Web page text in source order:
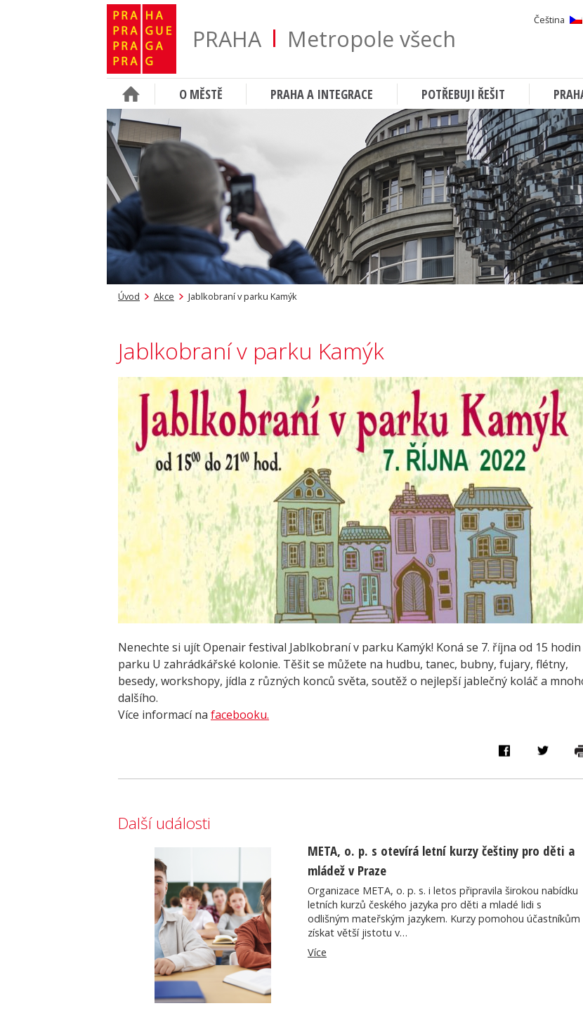
PRAHA Metropole všech
Čeština
O MĚSTĚ PRAHA A INTEGRACE POTŘEBUJI ŘEŠIT
Úvod Akce Jablkobraní v parku Kamýk
Jablkobraní v parku Kamýk
Nenechte si ujít Openair festival Jablkobraní v parku Kamýk! Koná se 7. října od 15 hodin
parku U zahrádkářské kolonie. Těšit se můžete na hudbu, tanec, bubny, fujary, flétny,
besedy, workshopy, jídla z různých konců světa, soutěž o nejlepší jablečný koláč a
dalšího.
Více informací na facebooku.
Další události
META, o. p. s otevírá letní kurzy češtiny pro děti a
mládež v Praze
Organizace META, o. p. s. i letos připravila širokou nabídku
letních kurzů českého jazyka pro děti a mladé lidi s
odlišným mateřským jazykem. Kurzy pomohou účastníkům
získat větší jistotu v…
Více